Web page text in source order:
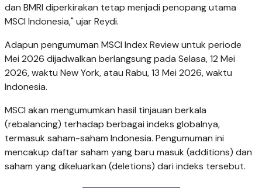
dan BMRI diperkirakan tetap menjadi penopang utama
MSCI Indonesia," ujar Reydi.
Adapun pengumuman MSCI Index Review untuk periode
Mei 2026 dijadwalkan berlangsung pada Selasa, 12 Mei
2026, waktu New York, atau Rabu, 13 Mei 2026, waktu
Indonesia.
MSCI akan mengumumkan hasil tinjauan berkala
(rebalancing) terhadap berbagai indeks globalnya,
termasuk saham-saham Indonesia. Pengumuman ini
mencakup daftar saham yang baru masuk (additions) dan
saham yang dikeluarkan (deletions) dari indeks tersebut.